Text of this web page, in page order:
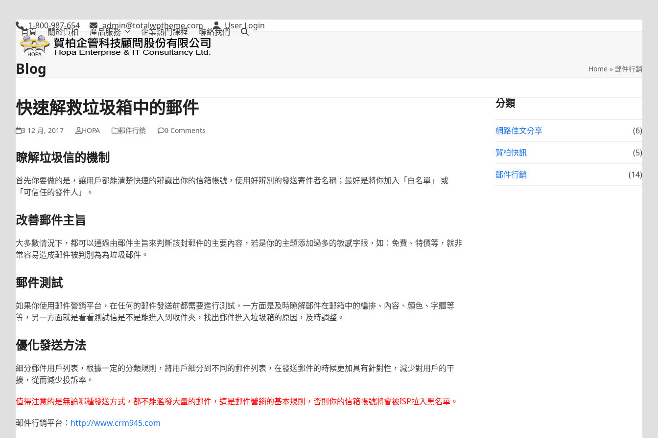
content1-800-987-654 admin@totalwptheme.com User Login
首頁 關於賀柏 產品服務 企業熱門課程 聯絡我們
Blog Home » 郵件行銷
快速解救垃圾箱中的郵件
3 12 月, 2017 HOPA 郵件行銷 0 Comments
瞭解垃圾信的機制
首先你要做的是，讓用戶都能清楚快速的辨識出你的信箱帳號，使用好辨別的發送寄件者名稱；最好是將你加入「白名單」 或
「可信任的發件人」。
改善郵件主旨
大多數情況下，都可以通過由郵件主旨來判斷該封郵件的主要內容，若是你的主題添加過多的敏感字眼，如：免費、特價等，就非
常容易造成郵件被判別為為垃圾郵件。
郵件測試
如果你使用郵件營銷平台，在任何的郵件發送前都需要進行測試，一方面是及時瞭解郵件在郵箱中的編排、內容、顏色、字體等
等，另一方面就是看看測試信是不是能進入到收件夾，找出郵件進入垃圾箱的原因，及時調整。
優化發送方法
細分郵件用戶列表，根據一定的分類規則，將用戶細分到不同的郵件列表，在發送郵件的時候更加具有針對性，減少對用戶的干
擾，從而減少投訴率。
值得注意的是無論哪種發送方式，都不能濫發大量的郵件，這是郵件營銷的基本規則，否則你的信箱帳號將會被ISP拉入黑名單。
郵件行銷平台： http://www.crm945.com
分類
網路佳文分享 (6)
賀柏快訊 (5)
郵件行銷 (14)